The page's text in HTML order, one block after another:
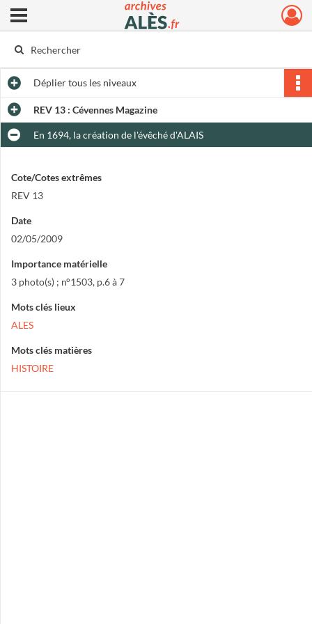
Archives municipales d'Alès
Ouvrir le menu déroulant
Dépliertous les niveaux
REV 13 : Cévennes Magazine
En 1694, la création de l'évêché d'ALAIS
Cote/Cotes extrêmes
REV 13
Date
02/05/2009
Importance matérielle
3 photo(s) ; n°1503, p.6 à 7
Mots clés lieux
ALES
Mots clés matières
HISTOIRE